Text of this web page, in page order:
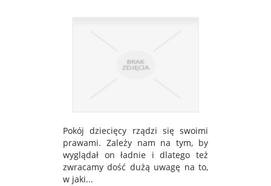
Pokój dziecięcy rządzi się swoimi
prawami. Zależy nam na tym, by
wyglądał on ładnie i dlatego też
zwracamy dość dużą uwagę na to,
w jaki...